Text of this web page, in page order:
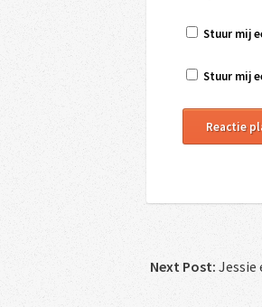
Stuur mij
Stuur mij
Next Post: Jessie